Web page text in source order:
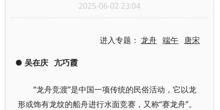
2025-06-02 23:04
进入专题：龙舟 端午 唐宋
● 吴在庆 亢巧霞
“龙舟竞渡”是中国一项传统的民俗活动，它以龙
形或饰有龙纹的船舟进行水面竞赛，又称“赛龙舟”。